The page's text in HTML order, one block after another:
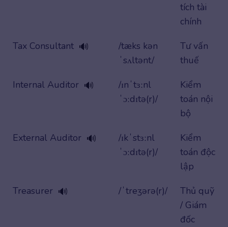
tích tài
chính
Tax Consultant 🔊
/tæks kən
ˈsʌltənt/
Tư vấn
thuế
Internal Auditor 🔊
/ɪnˈtɜːnl
ˈɔːdɪtə(r)/
Kiểm
toán nội
bộ
External Auditor 🔊
/ɪkˈstɜːnl
ˈɔːdɪtə(r)/
Kiểm
toán độc
lập
Treasurer 🔊 /ˈtreʒərə(r)/
Thủ quỹ
/ Giám
đốc